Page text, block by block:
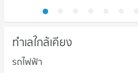
ทำเลใกล้เคียง
รถไฟฟ้า